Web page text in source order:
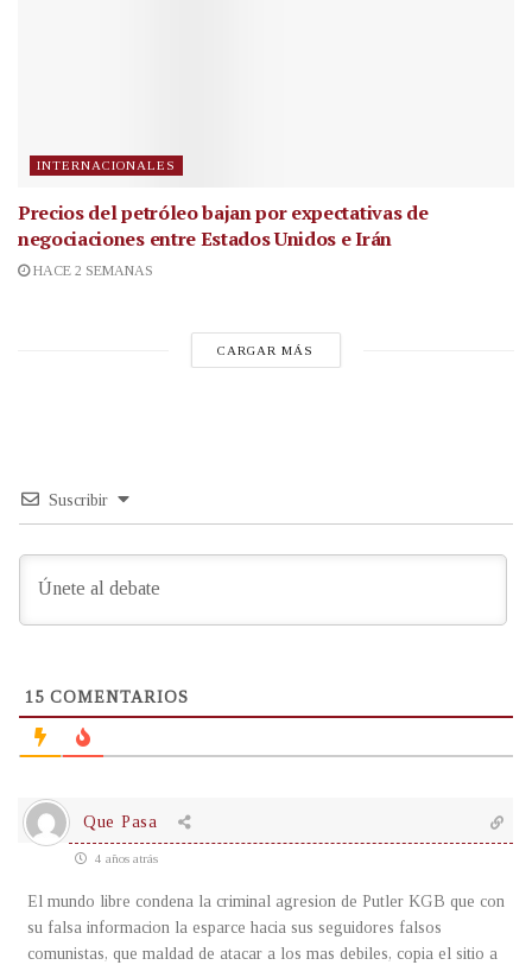
INTERNACIONALES
Precios del petróleo bajan por expectativas de
negociaciones entre Estados Unidos e Irán
HACE 2 SEMANAS
CARGAR MÁS
Suscribir
15 COMENTARIOS
Que Pasa
4 años atrás
El mundo libre condena la criminal agresion de Putler KGB que con
su falsa informacion la esparce hacia sus seguidores falsos
comunistas, que maldad de atacar a los mas debiles, copia el sitio a